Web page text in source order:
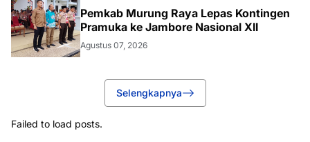
Pemkab Murung Raya Lepas Kontingen
Pramuka ke Jambore Nasional XII
Agustus 07, 2026
Selengkapnya
Failed to load posts.